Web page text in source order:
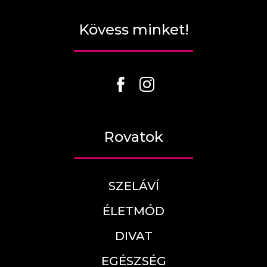
Kövess minket!
Rovatok
SZELÁVÍ
ÉLETMÓD
DIVAT
EGÉSZSÉG